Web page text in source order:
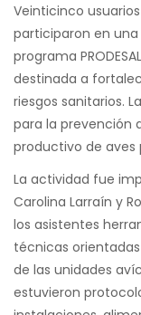
Veinticinco
participaron en
programa
destinada a
riesgos sanitarios.
para la prevención
productivo de aves
La actividad fue
Carolina Larraín y
los asistentes
técnicas
de las unidades
estuvieron